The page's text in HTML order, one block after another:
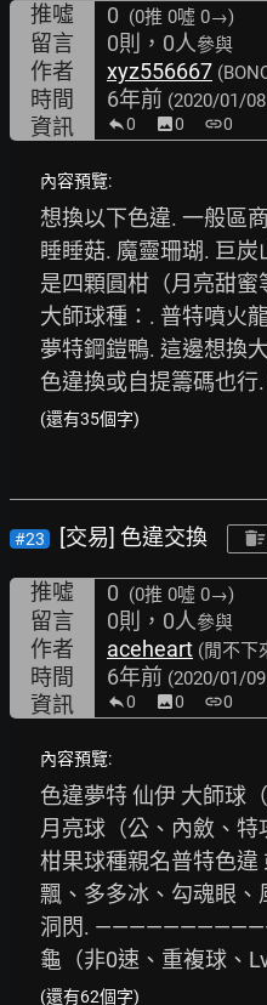
推噓 0 (0推 0噓 0→)
留言 0則，0人參與
作者 xyz556667
時間 6年前 (2020/01/
資訊 0 image0 link0
內容預覽:
想換以下色違. 一般區
睡睡菇. 魔靈珊瑚. 巨
是四顆圓柑（月亮甜
大師球種：. 普特噴火
夢特鋼鎧鴨. 這邊想換
色違換或自提籌碼也行
(還有35個字)
#23 [交易] 色違交換
推噓 0 (0推 0噓 0→)
留言 0則，0人參與
作者 aceheart (閒不下
時間 6年前 (2020/01/
資訊 0 image0 link0
內容預覽:
色違夢特 仙伊 大師球
月亮球（公、內斂、
柑果球種親名普特色違
飄、多多冰、勾魂眼
洞閃.
龜（非0速、重複球、
(還有62個字)